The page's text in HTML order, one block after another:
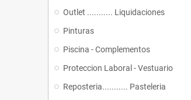
Outlet ........... Liquidaciones
Pinturas
Piscina - Complementos
Proteccion Laboral - Vestuario
Reposteria........... Pasteleria